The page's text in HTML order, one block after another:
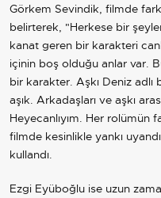
Görkem Sevindik, filmde
belirterek, "Herkese bir
kanat geren bir karakteri
içinin boş olduğu anlar var.
bir karakter. Aşkı Deniz adlı
aşık. Arkadaşları ve aşkı
Heyecanlıyım. Her rolümün
filmde kesinlikle yankı
kullandı.
Ezgi Eyüboğlu ise uzun